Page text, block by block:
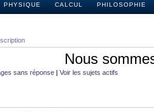
PHYSIQUE CALCUL PHILOSOPHIE
Nous
sans réponse | Voir les sujets actifs